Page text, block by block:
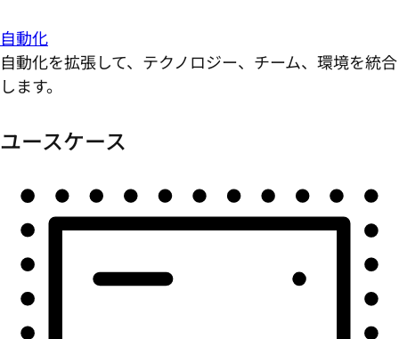
自動化
自動化を拡張して、テクノロジー、チーム、環境を統合
します。
ユースケース